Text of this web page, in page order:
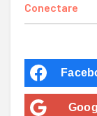
Conectare